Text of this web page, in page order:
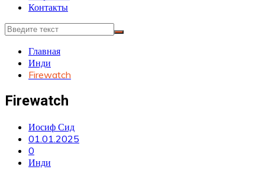
Контакты
Главная
Инди
Firewatch
Firewatch
Иосиф Сид
01.01.2025
0
Инди